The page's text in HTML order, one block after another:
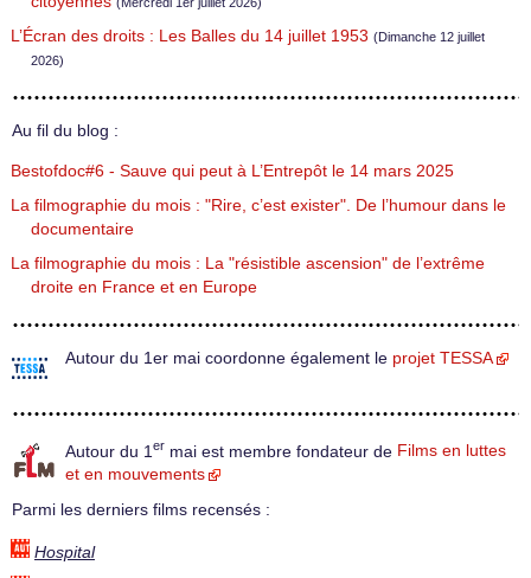
L’Écran des droits : Les Balles du 14 juillet 1953 (Dimanche 12 juillet
2026)
Au fil du blog :
Bestofdoc#6 - Sauve qui peut à L’Entrepôt le 14 mars 2025
La filmographie du mois : "Rire, c’est exister". De l’humour dans le
documentaire
La filmographie du mois : La "résistible ascension" de l’extrême
droite en France et en Europe
Autour du 1er mai coordonne également le projet TESSA
Autour du 1 er mai est membre fondateur de Films en luttes
et en mouvements
Parmi les derniers films recensés :
Hospital